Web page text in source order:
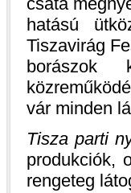
hatású
Tiszavirág
borászok
vár minden
Tisza parti
produkciók,
rengeteg